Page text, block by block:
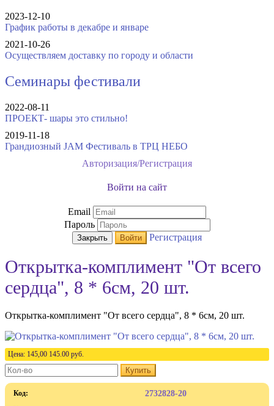
2023-12-10
График работы в декабре и январе
2021-10-26
Осуществляем доставку по городу и области
Семинары фестивали
2022-08-11
ПРОЕКТ- шары это стильно!
2019-11-18
Грандиозный JAM Фестиваль в ТРЦ НЕБО
Авторизация/Регистрация
Войти на сайт
Email
Пароль
Закрыть Войти Регистрация
Открытка-комплимент "От всего
сердца", 8 * 6см, 20 шт.
Открытка-комплимент "От всего сердца", 8 * 6см, 20 шт.
Цена: 145,00 145.00 руб.
Купить
Код: 2732828-20